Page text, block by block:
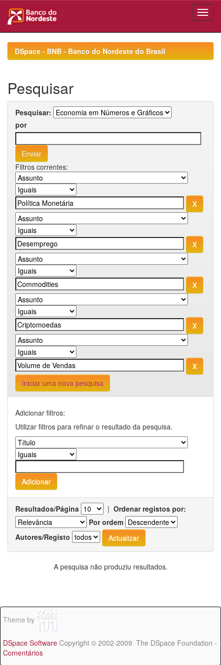
navigationDSpace - BNB - Banco do Nordeste do Brasil
Pesquisar
Pesquisar:
por
Filtros correntes:
Iniciar uma nova pesquisa
Adicionar filtros:
Utilizar filtros para refinar o resultado da pesquisa.
Resultados/Página | Ordenar registos por:
Por ordem
Autores/Registo
A pesquisa não produziu resultados.
Theme by
DSpace Software Copyright © 2002-2009 The DSpace Foundation -
Comentários